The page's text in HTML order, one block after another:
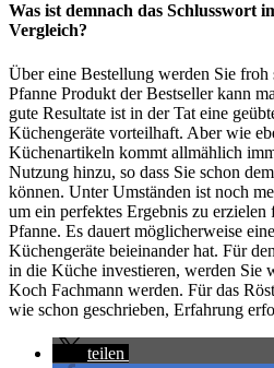
Was ist demnach das Schlusswort
Vergleich?
Über eine Bestellung werden Sie
Pfanne Produkt der Bestseller kann
gute Resultate ist in der Tat eine
Küchengeräte vorteilhaft. Aber wie
Küchenartikeln kommt allmählich
Nutzung hinzu, so dass Sie schon
können. Unter Umständen ist noch
um ein perfektes Ergebnis zu
Pfanne. Es dauert möglicherweise
Küchengeräte beieinander hat. Für
in die Küche investieren, werden Sie
Koch Fachmann werden. Für das
wie schon geschrieben, Erfahrung
teilen